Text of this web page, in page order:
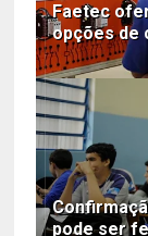
Faetec
opções de
pode ser